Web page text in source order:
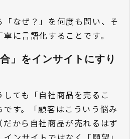
なぜ？」を何度も問い、そ
に言語化することです。
」をインサイトにすり
ても「自社商品を売るこ
す。「顧客はこういう悩み
から自社商品が売れるはず